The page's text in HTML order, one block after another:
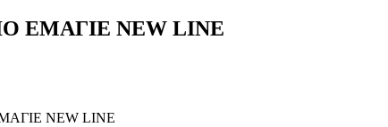
ΕΜΑΓΙΕ NEW LINE
NEW LINE